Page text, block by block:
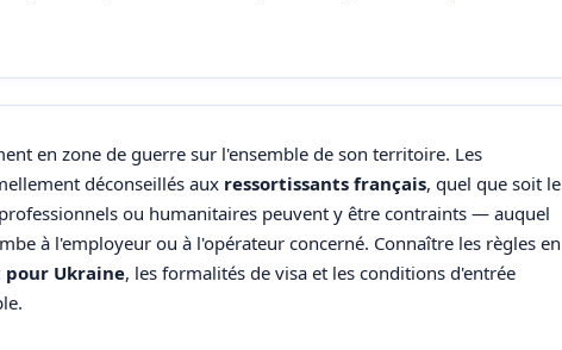
en zone de guerre sur l'ensemble de son territoire. Les
déconseillés aux ressortissants français, quel que soit le
ou humanitaires peuvent y être contraints — auquel
à l'employeur ou à l'opérateur concerné. Connaître les règles en
pour Ukraine, les formalités de visa et les conditions d'entrée